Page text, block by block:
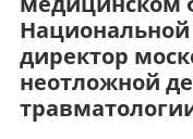
директор
неотложной